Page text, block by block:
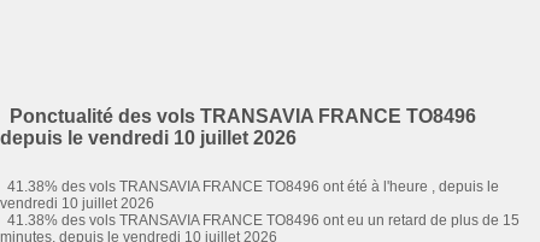
Ponctualité des vols TRANSAVIA FRANCE TO8496
depuis le vendredi 10 juillet 2026
41.38% des vols TRANSAVIA FRANCE TO8496 ont été à l'heure , depuis le
vendredi 10 juillet 2026
41.38% des vols TRANSAVIA FRANCE TO8496 ont eu un retard de plus de 15
minutes, depuis le vendredi 10 juillet 2026